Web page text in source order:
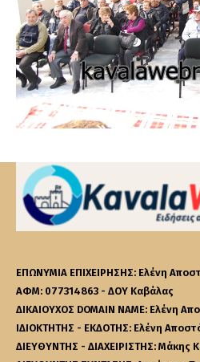
ΕΠΩΝΥΜΙΑ ΕΠΙΧΕΙΡΗΣΗΣ: Ελένη
ΑΦΜ: 077314863 - ΔΟΥ Καβάλας
ΔΙΚΑΙΟΥΧΟΣ DOMAIN NAME: Ελένη
ΙΔΙΟΚΤΗΤΗΣ - ΕΚΔΟΤΗΣ: Ελένη
ΔΙΕΥΘΥΝΤΗΣ - ΔΙΑΧΕΙΡΙΣΤΗΣ: Μάκης